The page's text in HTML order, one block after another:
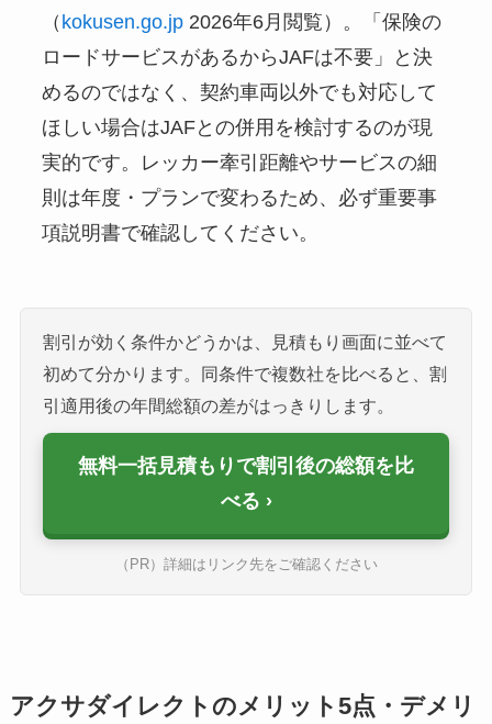
（ kokusen.go.jp2026年6月閲覧）。「保険の
ロードサービスがあるからJAFは不要」と決
めるのではなく、契約車両以外でも対応して
ほしい場合はJAFとの併用を検討するのが現
実的です。レッカー牽引距離やサービスの細
則は年度・プランで変わるため、必ず重要事
項説明書で確認してください。
割引が効く条件かどうかは、見積もり画面に並べて
初めて分かります。同条件で複数社を比べると、割
引適用後の年間総額の差がはっきりします。
無料一括見積もりで割引後の総額を比
べる
（PR）詳細はリンク先をご確認ください
アクサダイレクトのメリット5点・デメリ